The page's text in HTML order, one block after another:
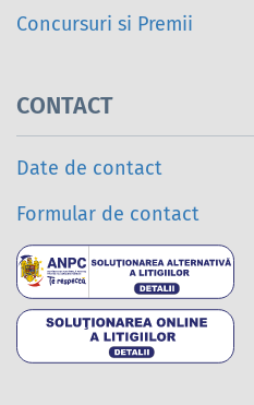
Concursuri si Premii
CONTACT
Date de contact
Formular de contact